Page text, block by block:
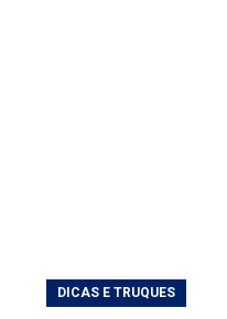
DICAS E TRUQUES